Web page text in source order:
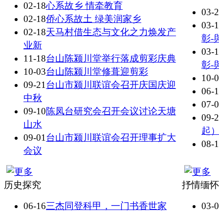
02-18心系故乡 情牵教育
02-18侨心系故土 绿美润家乡
02-18天马村借生态与文化之力焕发产
业新
11-18台山陈颍川堂举行落成剪彩庆典
10-03台山陈颍川堂修葺迎剪彩
09-21 台山市颍川联谊会召开庆国庆迎
中秋
09-10陈凤台研究会召开会议讨论天塘
山水
09-01 台山市颍川联谊会召开理事扩大
会议
03-
03-
彰-
03-
彰-
10-
06-
07-
09-
起
08-
历史探究
06-16三杰同登科甲，一门书香世家
抒情缅怀
03-